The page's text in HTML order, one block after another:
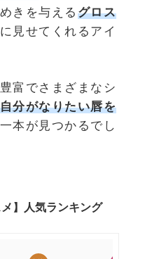
きを与える グロス
見せてくれるアイ
富でさまざまなシ
自分がなりたい唇を
本が見つかるでし